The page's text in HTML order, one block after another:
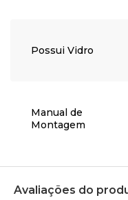
Possui Vidro
Manual de
Montagem
Avaliações do